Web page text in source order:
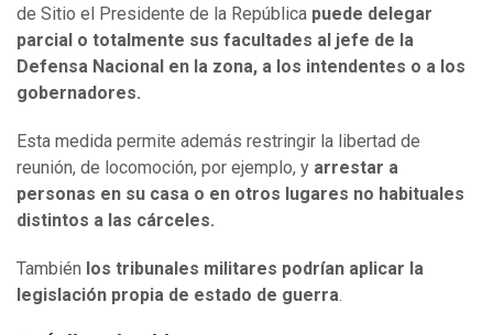
de Sitio el Presidente de la República puede delegar
parcial o totalmente sus facultades al jefe de la
Defensa Nacional en la zona, a los intendentes o a los
gobernadores.
Esta medida permite además restringir la libertad de
reunión, de locomoción, por ejemplo, y arrestar a
personas en su casa o en otros lugares no habituales
distintos a las cárceles.
También los tribunales militares podrían aplicar la
legislación propia de estado de guerra.